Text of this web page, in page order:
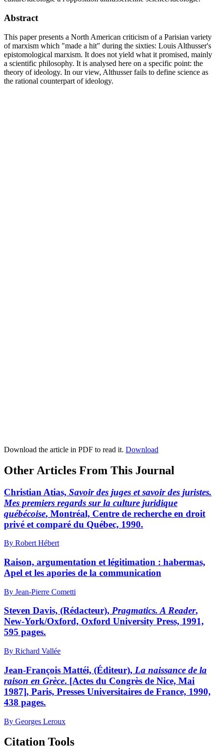
Abstract
This paper presents a North American criticism of a Parisian variety
of marxism which "made a hit" during the sixties: Louis Althusser's
epistomological marxism. It does not yield what it promised, mainly
a scientific philosophy. It is analysed here on a specific point: the
theory of ideology. In our view, Althusser fails to define science as
the rational counterpart of ideology.
Download the article in PDF to read it. Download
Other Articles From This Journal
Christian Atias, Savoir des juges et savoir des juristes.
Mes premiers regards sur la culture juridique
québécoise, Montréal, Centre de recherche en droit
privé et comparé du Québec, 1990.
By Robert Hébert
Raison, argumentation et légitimation : habermas,
Apel et les apories de la communication
By Jean-Pierre Cometti
Steven Davis, (Rédacteur), Pragmatics. A Reader,
New-York/Oxford, Oxford University Press, 1991,
595 pages.
By Richard Vallée
Jean-François Mattéi, (Éditeur), La naissance de la
raison en Grèce. [Actes du Congrès de Nice, Mai
1987], Paris, Presses Universitaires de France, 1990,
438 pages.
By Georges Leroux
Citation Tools